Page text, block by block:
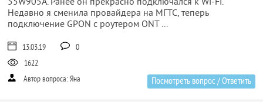
55W905A. Ранее он прекрасно подключался к Wi-Fi.
Недавно я сменила провайдера на МГТС, теперь
подключение GPON с роутером ONT ...
13.03.19
0
1622
Автор вопроса: Яна
Посмотреть вопрос / Ответить